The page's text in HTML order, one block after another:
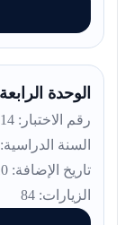
الوحدة
رقم الاختبار: 114
السنة الدراسية: 2025/2026
تاريخ الإضافة: 10-05-2026
الزيارات: 84